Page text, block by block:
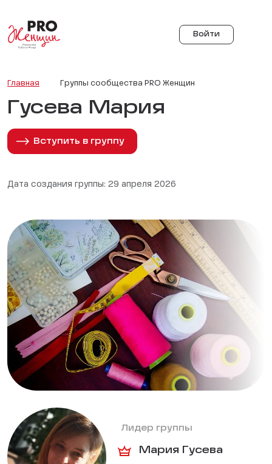
Войти
Главная Группы сообщества PRO Женщин
Гусева Мария
Вступить в группу
Дата создания группы: 29 апреля 2026
Лидер группы
Мария Гусева